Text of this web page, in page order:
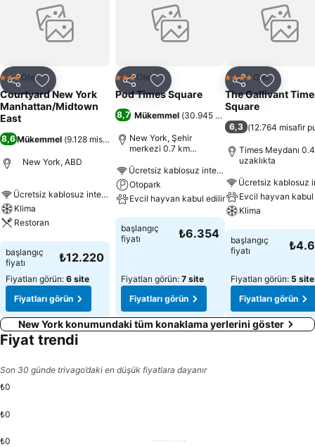
Ayrıca, dileyen konuklar Spor Salonu ve çamaşırhane servisinden
faydalanabilirler. Parke zeminli ve modern tasarımlı odalarda,
duşlu/küvetli banyo, saç kurutma makinesi, çalışma masası ve
yapılabilir. İş adamların konaklaması için uygun olan otelde ayrıca
jimnastik salonu ve sigara içmeyen konuklar için özel odalar
mevcuttur.
Paylaş Favorilerime ekle
3 YıldızOtel
Courtyard New York
Manhattan/Midtown
East
8,6Mükemmel (9.128 misafir puanı)
New York, ABD
Ücretsiz kablosuz internet
Klima
Restoran
Fiyatları görün
başlangıç
fiyatı
₺12.220
Fiyatları görün: 6 site
Fiyatları görün
Paylaş Favorilerime ekle
3 YıldızOtel
Pod Times Square
8,7 Mükemmel (30.945 misafir puanı
New York, Şehir
merkezi 0.7 km
Ücretsiz kablosuz internet
Otopark
Evcil hayvan kabul edilir
Fiyatları görün
başlangıç
fiyatı
₺6.354
Fiyatları görün: 7 site
Fiyatları görün
Paylaş
4 Yıldız Otel
The Gallivant
Square
6,3 (12.764 misafir
Times Meydanı
uzaklıkta
Evcil hayvan
Klima
Fiyatları görün
başlangıç
fiyatı
Fiyatları görün: 5 site
Fiyatları görün
New York konumundaki tüm konaklama yerlerini göster
Fiyat trendi
Son 30 günde trivago’daki en düşük fiyatlara dayanır
₺0
₺0
₺0